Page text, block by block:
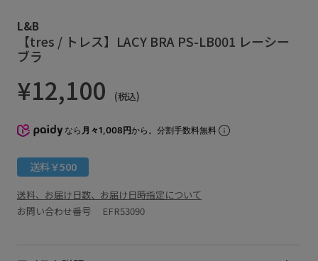
L&B
【tres / トレス】LACY BRA PS-LB001 レーシー
ブラ
¥12,100 (税込)
なら 月々1,008円から。分割手数料無料
送料￥500
送料、お届け日数、お届け日時指定について
お問い合わせ番号 EFR53090